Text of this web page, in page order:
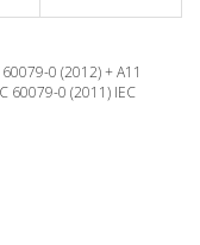
0 (2012) + A11
60079-0 (2011) IEC